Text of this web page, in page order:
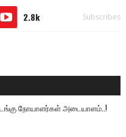
2.8k Subscribes
நோயாளர்கள் அடையாளம்..!